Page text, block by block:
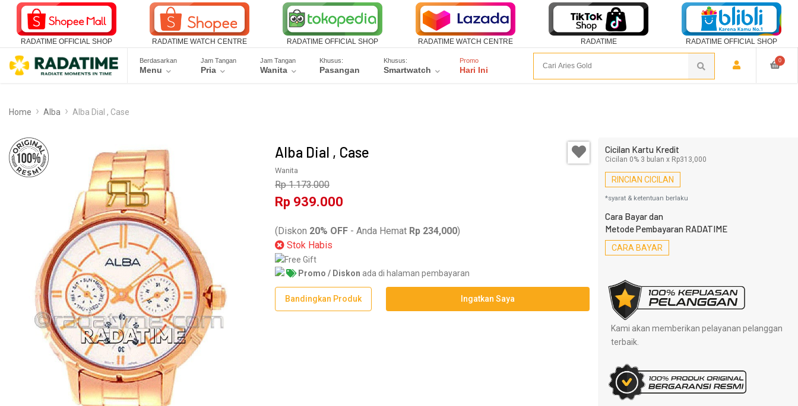
RADATIME OFFICIAL SHOP RADATIME WATCH CENTRE RADATIME OFFICIAL SHOP RADATIME WATCH CENTRE RADATIME RADATIME OFFICIAL SHOP
Berdasarkan
Menu
Jam Tangan
Pria
Jam Tangan
Wanita
Khusus:
Pasangan
Khusus:
Smartwatch
Promo
Hari Ini
0
Home Alba Alba Dial , Case
Alba Dial , Case
Wanita
Rp 1.173.000
Rp 939.000
(Diskon 20% OFF - Anda Hemat Rp 234,000)
Stok Habis
Promo / Diskon ada di halaman pembayaran
Bandingkan Produk Ingatkan Saya
Cicilan Kartu Kredit
Cicilan 0% 3 bulan x Rp313,000
RINCIAN CICILAN
*syarat & ketentuan berlaku
Cara Bayar dan
Metode Pembayaran RADATIME
CARA BAYAR
Kami akan memberikan pelayanan pelanggan
terbaik.